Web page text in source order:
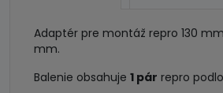
Adaptér pre montáž repro 130
mm.
Balenie obsahuje 1 pár repro